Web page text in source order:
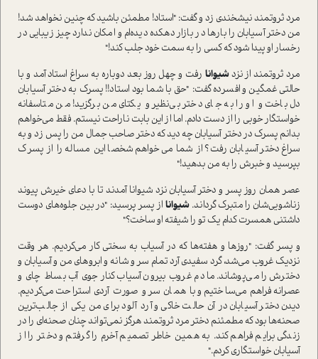
مرد ثروتمند نیشخندی زد و گفت: "استاد! مطمئن باشید که چنین نخواهد شد!
من دختر آسیابان را بارها در بازار دهکده دیده‌ام و امکان ندارد چیز زیبایی در
رخسار او پیدا شود که کسی را به سمت خود جلب کند!"
مرد ثروتمند از نزدشیوانا رفت و چهل روز بعد دوباره به سراغ استاد آمد و با
حالتی غمگین و افسرده گفت: "حق با شما بود استاد!! پسرک به دختر آسیابان
دل باخت و او را به جای دختر بی‌نظیر و یکتای من برگزید! من متاسفانه
خواستگار خوبی را از دست دادم. اما از این بابت ناراحت نیستم. فقط می‌خواهم
بدانم پسرک در دختر آسیابان چه دید که دختر صاحب جمال من را پس زد و به
سراغ دختر آسیابان رفت؟ از شما می‌خواهم شخصا این مساله را از پسرک
بپرسید و خبرش را به من بدهید!"
عصر همان روز پسر و دختر آسیابان نزد شیوانا آمدند تا با دعای خیرش پیوند
زناشویی‌شان را متبرک گرداند.شیوانا از پسر پرسید: "در بین جلوه‌های دوست
داشتنی همسرت کدام یک تو را شیفته او ساخت؟"
و پسر گفت: "روزها و هفته‌ها که در آسیاب به سختی کار می‌کردیم. هر وقت
نزدیک غروب می‌شد، گرد سفیدی آرد تمام سر و شانه و ابروهای من و آسیابان و
دخترش را می‌پوشاند. ما دم غروب بیرون آسیاب کنار جوی آب بساط چای و
عصرانه فراهم می‌ساختیم و با همان سر و صورت آردی استراحت می‌کردیم.
دیدن دختر آسیابان در آن حالت خاکی و آرد آلود برای من یکی از جالب‌ترین
صحنه‌ها بود که مطمئنم دختر مرد ثروتمند هرگز نمی‌تواند چنان صحنه‌ای را در
زندگی برایم فراهم کند. به همین خاطر تصمیم آخرم را گرفتم و دختر را از
آسیابان خواستگاری کردم."